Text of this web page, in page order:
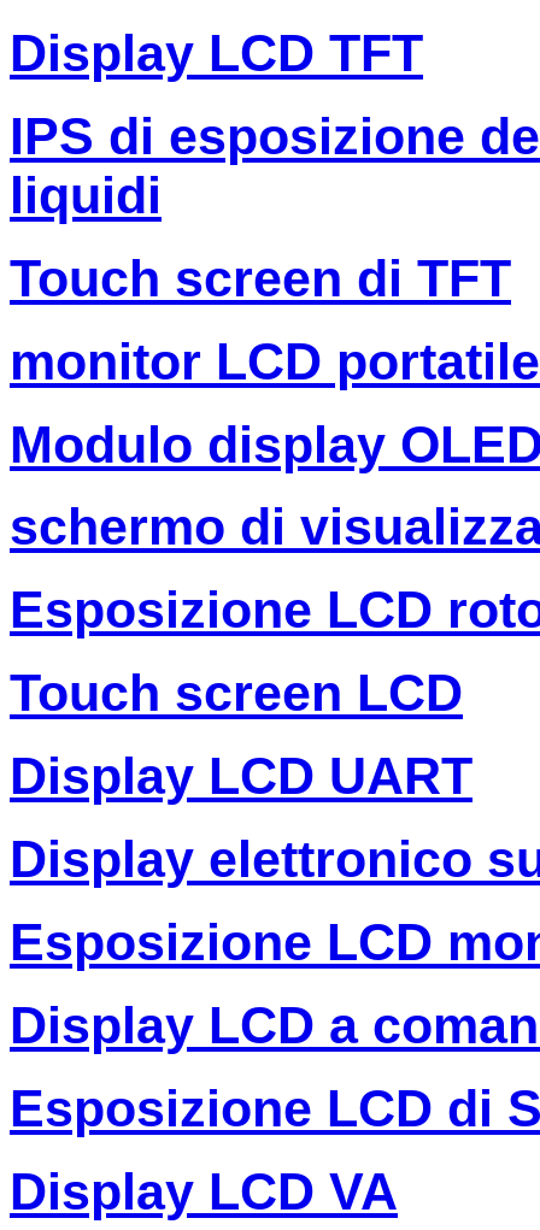
Display LCD TFT
IPS di esposizione
liquidi
Touch screen di TFT
monitor LCD portatile
Modulo display
schermo di
Esposizione LCD
Touch screen LCD
Display LCD UART
Display elettronico
Esposizione LCD
Display LCD a
Esposizione LCD di
Display LCD VA